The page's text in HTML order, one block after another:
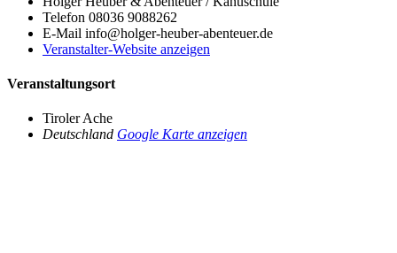
Telefon 08036 9088262
E-Mail info@holger-heuber-abenteuer.de
Veranstalter-Website anzeigen
Veranstaltungsort
Tiroler Ache
Deutschland Google Karte anzeigen